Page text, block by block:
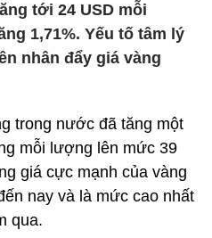
tới 24 USD mỗi
1,71%. Yếu tố tâm lý
nhân đẩy giá vàng
trong nước đã tăng một
mỗi lượng lên mức 39
giá cực mạnh của vàng
nay và là mức cao nhất
qua.